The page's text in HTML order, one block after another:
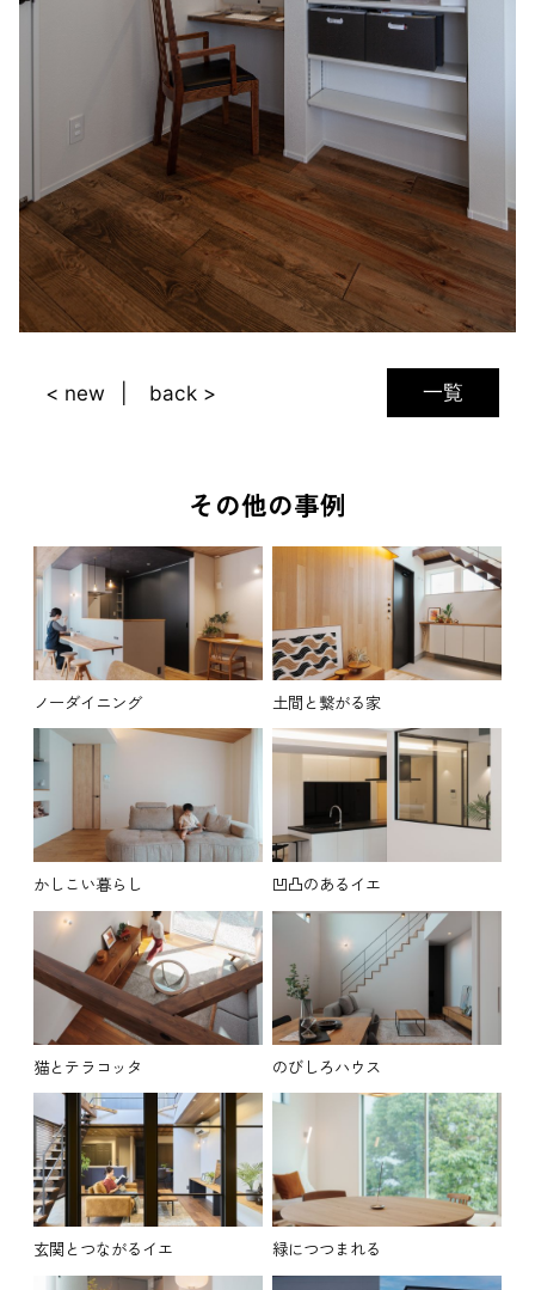
一覧
< new back >
その他の事例
ノーダイニング 土間と繋がる家
かしこい暮らし 凹凸のあるイエ
猫とテラコッタ のびしろハウス
玄関とつながるイエ 緑につつまれる